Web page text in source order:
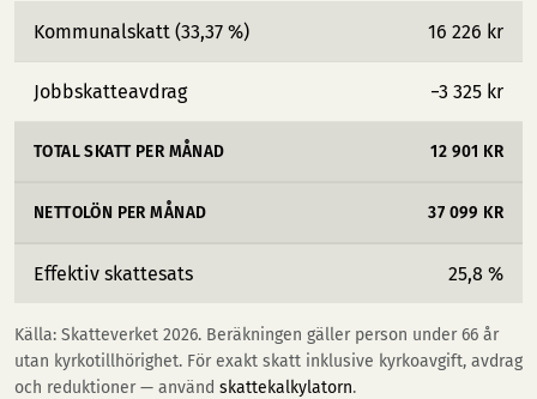
Kommunalskatt (33,37 %) 16 226 kr
Jobbskatteavdrag −3 325 kr
TOTAL SKATT PER MÅNAD 12 901 KR
NETTOLÖN PER MÅNAD 37 099 KR
Effektiv skattesats 25,8 %
Källa: Skatteverket 2026. Beräkningen gäller person under 66 år
utan kyrkotillhörighet. För exakt skatt inklusive kyrkoavgift, avdrag
och reduktioner — använd skattekalkylatorn.